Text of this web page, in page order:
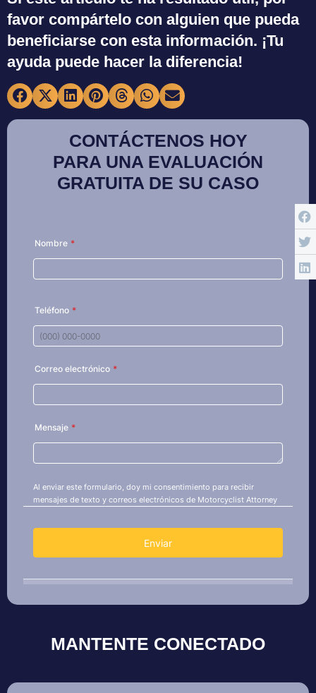
favor compártelo con alguien que pueda
beneficiarse con esta información. ¡Tu
ayuda puede hacer la diferencia!
CONTÁCTENOS HOY
PARA UNA EVALUACIÓN
GRATUITA DE SU CASO
MANTENTE CONECTADO